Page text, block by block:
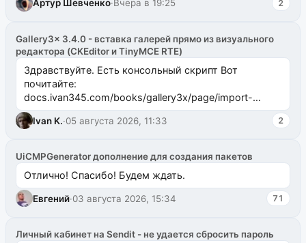
Артур Шевченко·Вчера в 19:25 2
Gallery3x 3.4.0 - вставка галерей прямо из визуального
редактора (CKEditor и TinyMCE RTE)
Здравствуйте. Есть консольный скрипт Вот
почитайте:
docs.ivan345.com/books/gallery3x/page/import-
ms2galleryphp
Ivan K.·05 августа 2026, 11:33 2
UiCMPGenerator дополнение для создания пакетов
Отлично! Спасибо! Будем ждать.
Евгений·03 августа 2026, 15:34 71
Личный кабинет на Sendit - не удается сбросить пароль